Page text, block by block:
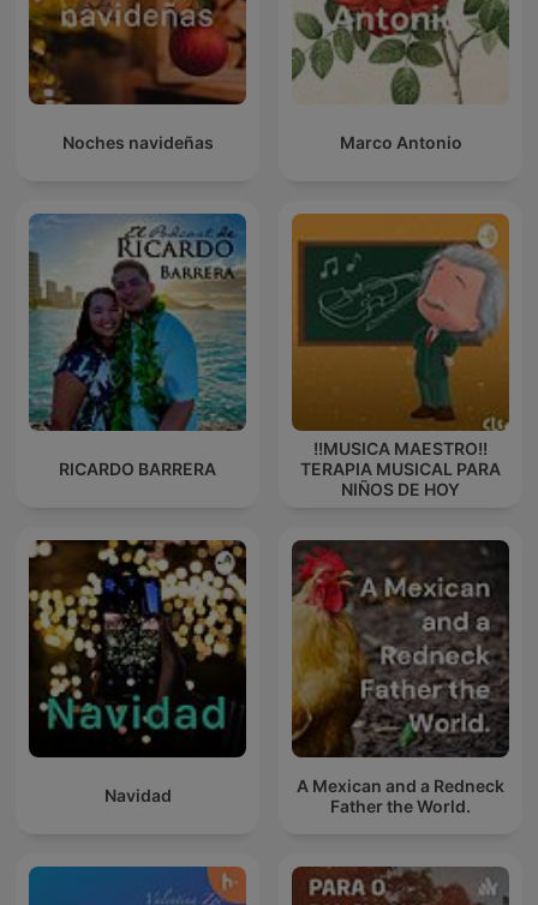
Noches navideñas Marco Antonio
RICARDO BARRERA
!!MUSICA MAESTRO!!
TERAPIA MUSICAL PARA
NIÑOS DE HOY
Navidad
A Mexican and a Redneck
Father the World.